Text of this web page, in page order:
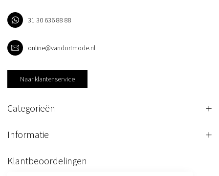
31 30 636 88 88
online@vandortmode.nl
Naar klantenservice
Categorieën
Informatie
Klantbeoordelingen